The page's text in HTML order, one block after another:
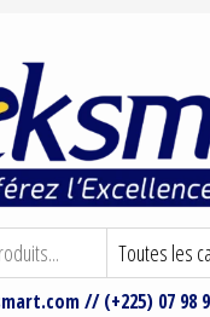
Bienvenue
// (+225) 07 98